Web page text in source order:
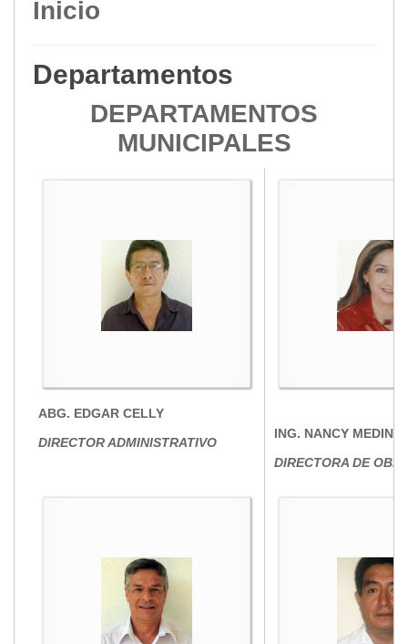
Inicio
Departamentos
DEPARTAMENTOS
MUNICIPALES
ABG. EDGAR CELLY
DIRECTOR ADMINISTRATIVO
ING. NANCY MEDINA
DIRECTORA DE